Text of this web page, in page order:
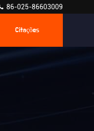
86-025-86603009
Citações